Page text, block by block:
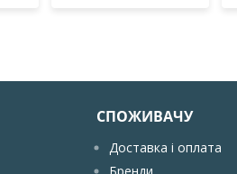
СПОЖИВАЧУ
Доставка і оплата